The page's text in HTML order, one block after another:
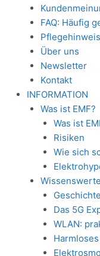
FAQ: Häufig
Über uns
Newsletter
Kontakt
INFORMATION
Was ist EMF?
Was ist
Risiken
Wie sich
Das 5G
WLAN: